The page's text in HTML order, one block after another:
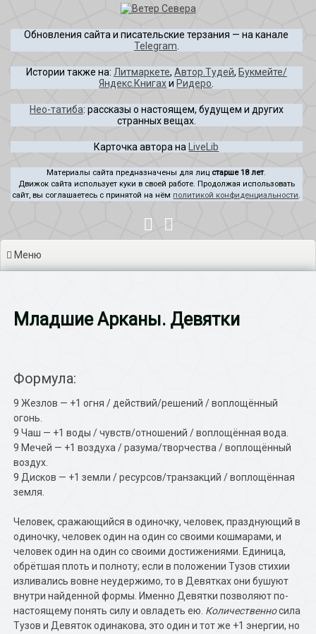
содержимому
Обновления сайта и писательские терзания — на канале
Telegram
Истории также на: Литмаркете, Автор.Тудей, Букмейте/
Яндекс.Книгахи Ридеро
Нео-татиба: рассказы о настоящем, будущем и других
странных вещах.
Карточка автора на LiveLib
Материалы сайта предназначены для лиц старше 18 лет.
Движок сайта использует куки в своей работе. Продолжая использовать
сайт, вы соглашаетесь с принятой на нём политикой конфиденциальности.
Меню
Младшие Арканы. Девятки
Формула:
9 Жезлов — +1 огня / действий/решений / воплощённый
огонь.
9 Чаш — +1 воды / чувств/отношений / воплощённая вода.
9 Мечей — +1 воздуха / разума/творчества / воплощённый
воздух.
9 Дисков — +1 земли / ресурсов/транзакций / воплощённая
земля.
Человек, сражающийся в одиночку, человек, празднующий в
одиночку, человек один на один со своими кошмарами, и
человек один на один со своими достижениями. Единица,
обрётшая плоть и полноту; если в положении Тузов стихии
изливались вовне неудержимо, то в Девятках они бушуют
внутри найденной формы. Именно Девятки позволяют по-
настоящему понять силу и овладеть ею. Количественносила
Тузов и Девяток одинакова, это один и тот же +1 энергии, но